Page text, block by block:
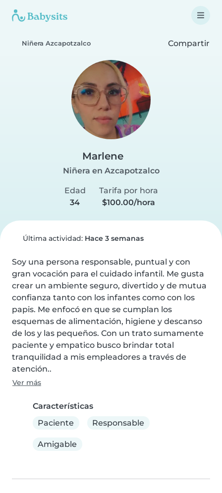
Niñera Azcapotzalco Compartir
Marlene
Niñera en Azcapotzalco
Edad
34
Tarifa por hora
$100.00/hora
Última actividad: Hace 3 semanas
Soy una persona responsable, puntual y con
gran vocación para el cuidado infantil. Me gusta
crear un ambiente seguro, divertido y de mutua
confianza tanto con los infantes como con los
papis. Me enfocó en que se cumplan los
esquemas de alimentación, higiene y descanso
de los y las pequeños. Con un trato sumamente
paciente y empatico busco brindar total
tranquilidad a mis empleadores a través de
atención..
Ver más
Características
Paciente
Responsable
Amigable